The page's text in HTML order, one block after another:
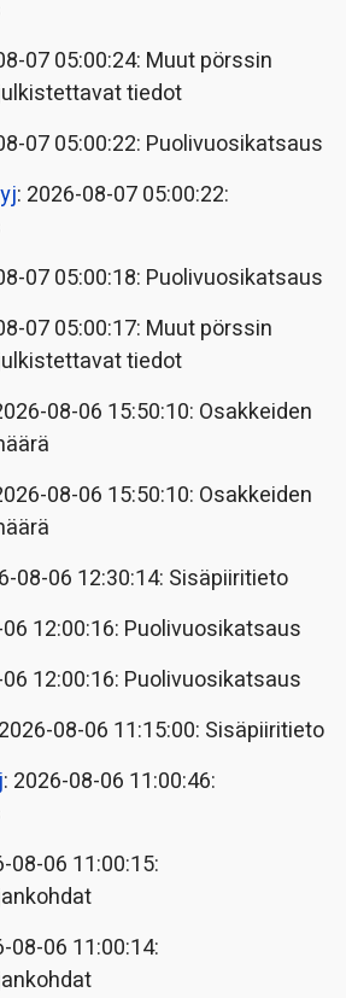
07 05:00:24: Muut pörssin
tiedot
07 05:00:22: Puolivuosikatsaus
: 2026-08-07 05:00:22:
07 05:00:18: Puolivuosikatsaus
07 05:00:17: Muut pörssin
tiedot
08-06 15:50:10: Osakkeiden
08-06 15:50:10: Osakkeiden
08-06 12:30:14: Sisäpiiritieto
12:00:16: Puolivuosikatsaus
12:00:16: Puolivuosikatsaus
08-06 11:15:00: Sisäpiiritieto
: 2026-08-06 11:00:46:
08-06 11:00:15:
08-06 11:00:14: